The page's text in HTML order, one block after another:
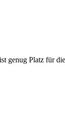
genug Platz für